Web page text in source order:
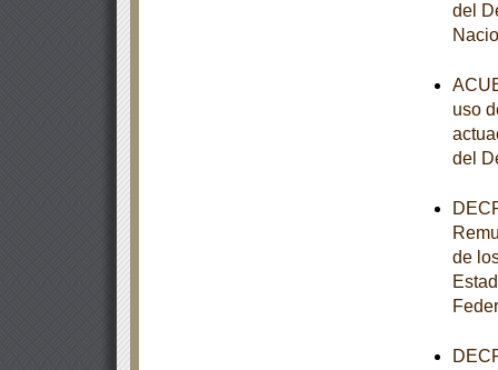
del
uso
del
de